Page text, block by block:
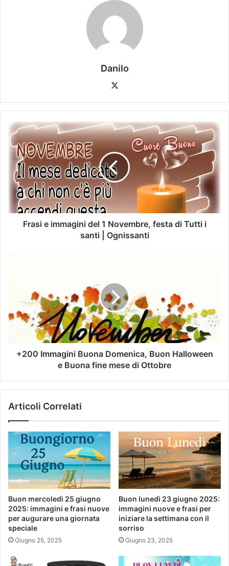
Danilo
Frasi e immagini del 1 Novembre, festa di Tutti i
santi | Ognissanti
+200 Immagini Buona Domenica, Buon Halloween
e Buona fine mese di Ottobre
Articoli Correlati
Buon mercoledì 25 giugno
2025: immagini e frasi nuove
per augurare una giornata
speciale
Giugno 25, 2025
Buon lunedì 23 giugno 2025:
immagini nuove e frasi per
iniziare la settimana con il
sorriso
Giugno 23, 2025